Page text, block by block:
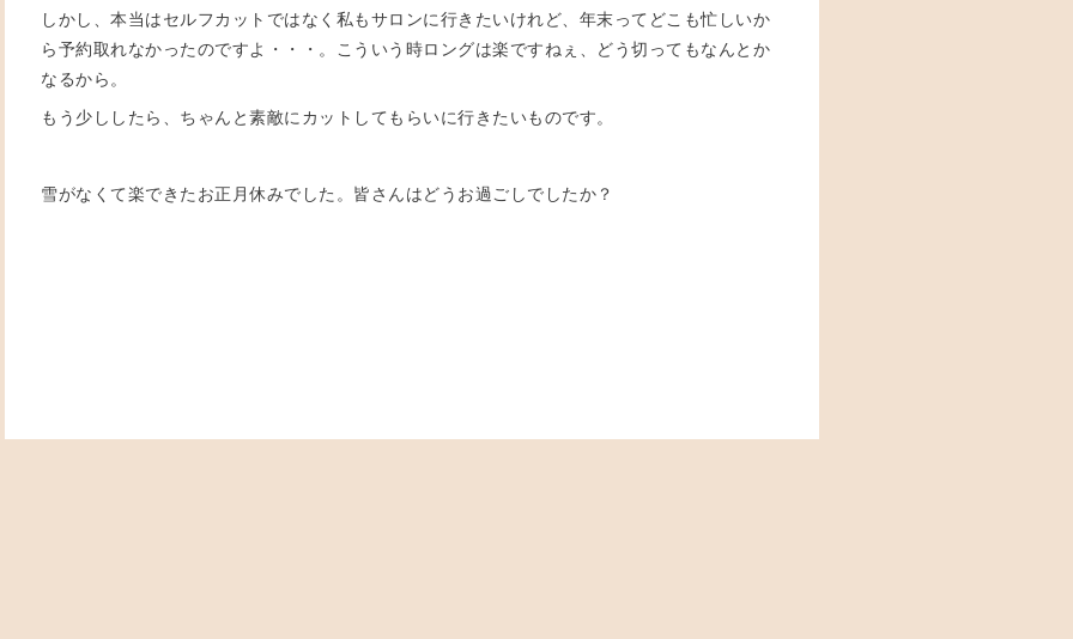
しかし、本当はセルフカットではなく私もサロンに行きたいけれど、年末ってどこも忙しいか
ら予約取れなかったのですよ・・・。こういう時ロングは楽ですねぇ、どう切ってもなんとか
なるから。
もう少ししたら、ちゃんと素敵にカットしてもらいに行きたいものです。
雪がなくて楽できたお正月休みでした。皆さんはどうお過ごしでしたか？